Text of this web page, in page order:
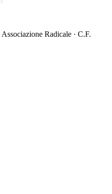
Radicale · C.F.